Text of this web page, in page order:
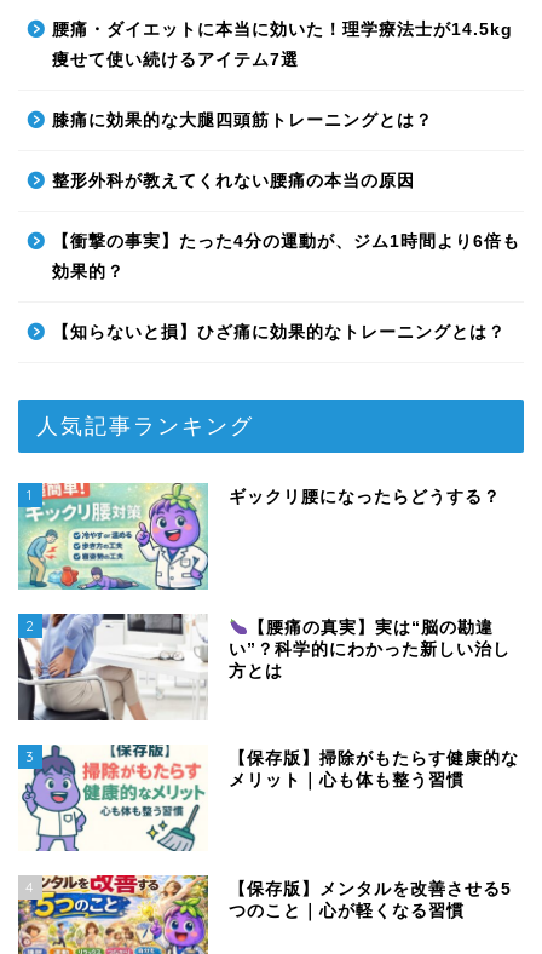
腰痛・ダイエットに本当に効いた！理学療法士が14.5kg
痩せて使い続けるアイテム7選
膝痛に効果的な大腿四頭筋トレーニングとは？
整形外科が教えてくれない腰痛の本当の原因
【衝撃の事実】たった4分の運動が、ジム1時間より6倍も
効果的？
【知らないと損】ひざ痛に効果的なトレーニングとは？
人気記事ランキング
1 ギックリ腰になったらどうする？
2
【腰痛の真実】実は“脳の勘違
い”？科学的にわかった新しい治し
方とは
3
【保存版】掃除がもたらす健康的な
メリット｜心も体も整う習慣
4
【保存版】メンタルを改善させる5
つのこと｜心が軽くなる習慣